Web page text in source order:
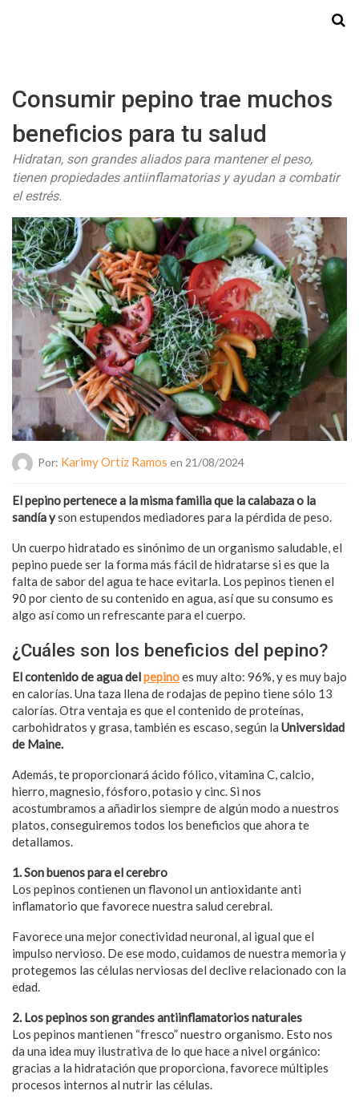
Consumir pepino trae muchos
beneficios para tu salud
Hidratan, son grandes aliados para mantener el peso,
tienen propiedades antiinflamatorias y ayudan a combatir
el estrés.
Por: Karimy Ortíz Ramos en 21/08/2024
El pepino pertenece a la misma familia que la calabaza o la
sandía yson estupendos mediadores para la pérdida de peso.
Un cuerpo hidratado es sinónimo de un organismo saludable, el
pepino puede ser la forma más fácil de hidratarse si es que la
falta de sabor del agua te hace evitarla. Los pepinos tienen el
90 por ciento de su contenido en agua, así que su consumo es
algo así como un refrescante para el cuerpo.
¿Cuáles son los beneficios del pepino?
El contenido de agua delpepinoes muy alto: 96%, y es muy bajo
en calorías. Una taza llena de rodajas de pepino tiene sólo 13
calorías. Otra ventaja es que el contenido de proteínas,
carbohidratos y grasa, también es escaso, según la Universidad
de Maine.
Además, te proporcionará ácido fólico, vitamina C, calcio,
hierro, magnesio, fósforo, potasio y cinc. Si nos
acostumbramos a añadirlos siempre de algún modo a nuestros
platos, conseguiremos todos los beneficios que ahora te
detallamos.
1. Son buenos para el cerebro
Los pepinos contienen un flavonol un antioxidante anti
inflamatorio que favorece nuestra salud cerebral.
Favorece una mejor conectividad neuronal, al igual que el
impulso nervioso. De ese modo, cuidamos de nuestra memoria y
protegemos las células nerviosas del declive relacionado con la
edad.
2. Los pepinos son grandes antiinflamatorios naturales
Los pepinos mantienen “fresco” nuestro organismo. Esto nos
da una idea muy ilustrativa de lo que hace a nivel orgánico:
gracias a la hidratación que proporciona, favorece múltiples
procesos internos al nutrir las células.